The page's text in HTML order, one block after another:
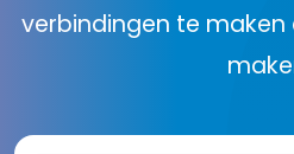
verbindingen te maken